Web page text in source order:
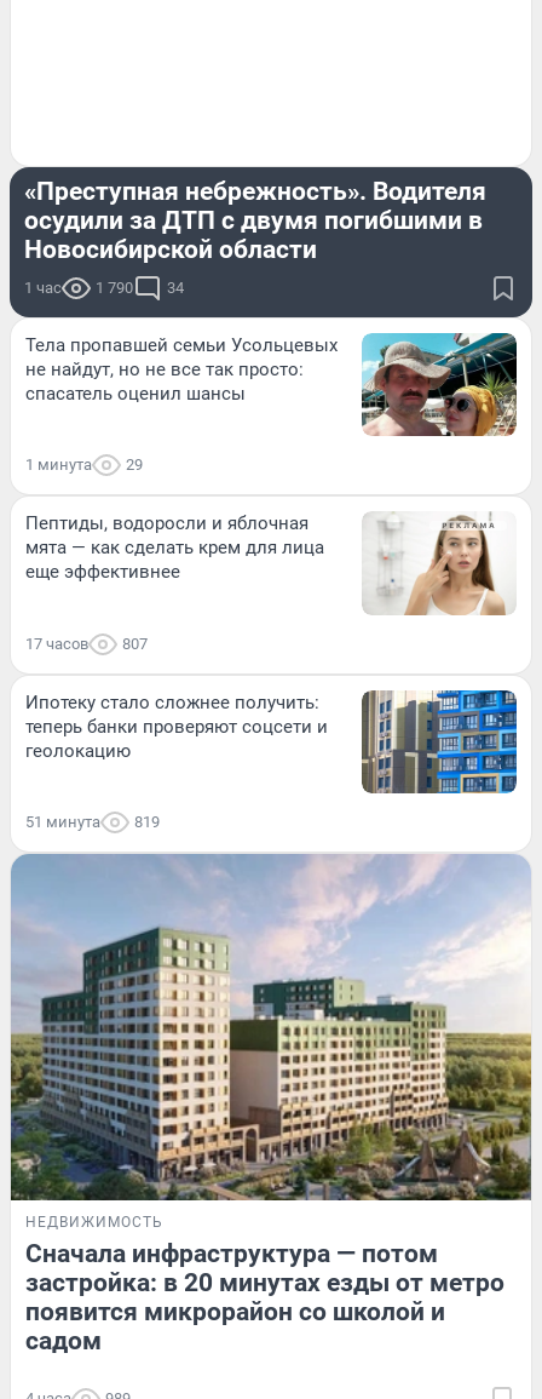
«Преступная небрежность». Водителя
осудили за ДТП с двумя погибшими в
Новосибирской области
1 час 1 790 34
Тела пропавшей семьи Усольцевых
не найдут, но не все так просто:
спасатель оценил шансы
1 минута 29
Пептиды, водоросли и яблочная
мята — как сделать крем для лица
еще эффективнее
17 часов 807
Ипотеку стало сложнее получить:
теперь банки проверяют соцсети и
геолокацию
51 минута 819
НЕДВИЖИМОСТЬ
Сначала инфраструктура — потом
застройка: в 20 минутах езды от метро
появится микрорайон со школой и
садом